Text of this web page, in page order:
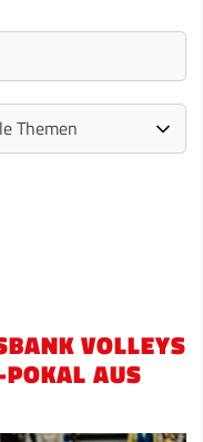
VOLLEYS
AUS